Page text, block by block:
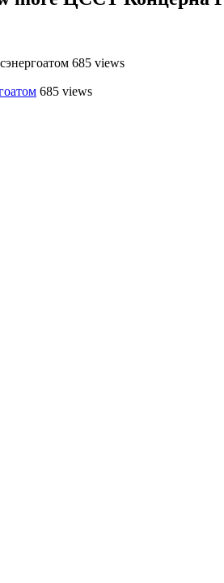
685 views
685 views